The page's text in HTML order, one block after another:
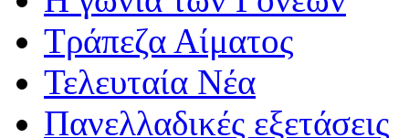
Τράπεζα Αίματος
Τελευταία Νέα
Πανελλαδικές εξετάσεις